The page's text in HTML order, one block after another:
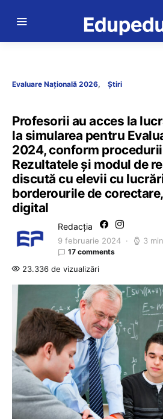
Evaluare Națională 2026 Știri
Profesorii au acces la
la simularea pentru
2024, conform
Rezultatele și modul de
discută cu elevii cu
borderourile de
digital
Redacția
9 februarie 2024 3
17 comments
23.336 de vizualizări